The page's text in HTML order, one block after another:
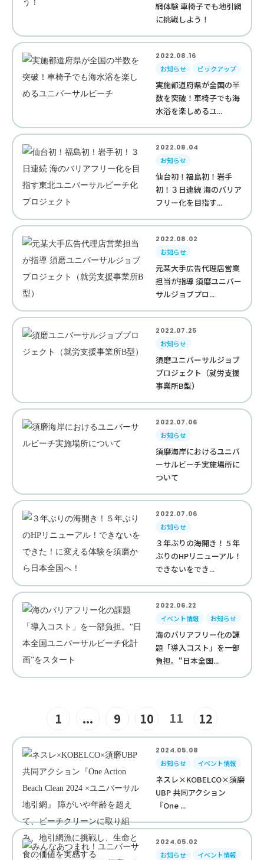
網体験 車椅子でも地引網
に挑戦しよう！
2022.08.16
お知らせ
ピックアップ
実施都道府県が全国の半
数を突破！車椅子でも海
水浴を楽しめるユ...
2022.08.04
お知らせ
仙台初！福島初！岩手
初！３日連続 海のバリア
フリー化を目指す...
2022.08.02
お知らせ
元某大手広告代理店営業
担当が指導 須磨ユニバー
サルジョブプロ...
2022.07.25
お知らせ
須磨ユニバーサルジョブ
プロジェクト（就労支援
事業所B型）
2022.07.06
お知らせ
須磨海岸におけるユニバ
ーサルビーチ実施場所に
ついて
2022.07.06
お知らせ
３年ぶりの海開き！５年
ぶりのHPリニューアル！
できないをでき...
2022.06.22
イベント情報
お知らせ
海のバリアフリー化の課
題「導入コスト」を一部
負担。“日本全国...
1 ... 9 10 11 12
2024.05.08
お知らせ
イベント情報
ネスレ×KOBELCO×須磨
UBP 共同アクション
『One ...
2024.05.02
お知らせ
イベント情報